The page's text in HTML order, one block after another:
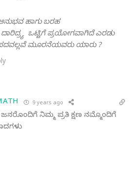
ಹಾಗು ಬರಹ
ಒಟ್ಟಿಗೆ ಪ್ರಯೋಗವಾಗಿದೆ ಎರಡು
ಮೂರನೆಯವರು ಯಾರು ?
9 years ago
ನಿಮ್ಮ ಪ್ರತಿ ಕ್ಷಣ ನಮ್ಮೊಂದಿಗೆ